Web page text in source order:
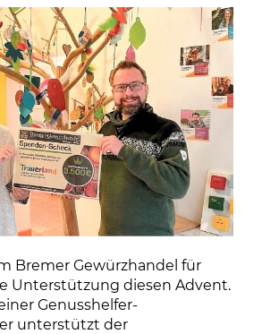
Bremer Gewürzhandel für
Unterstützung diesen Advent.
Genusshelfer-
unterstützt der